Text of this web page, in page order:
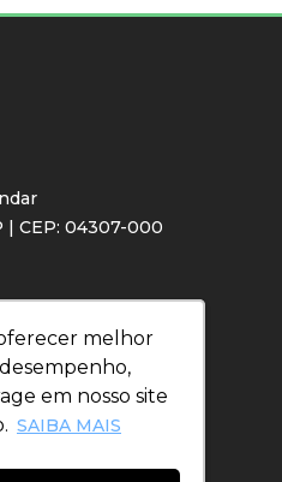
melhor
em nosso site
SAIBA MAIS
melhor
em nosso site
SAIBA MAIS
| CEP: 04307-000